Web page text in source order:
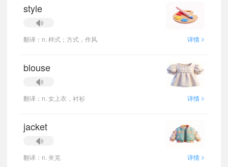
style
翻译：n. 样式；方式，作风 详情 >
blouse
翻译：n. 女上衣，衬衫 详情 >
jacket
翻译：n. 夹克 详情 >